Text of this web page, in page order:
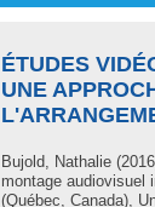
ÉTUDES
UNE
Bujold, Nathalie
montage audiovisuel
(Québec, Canada),